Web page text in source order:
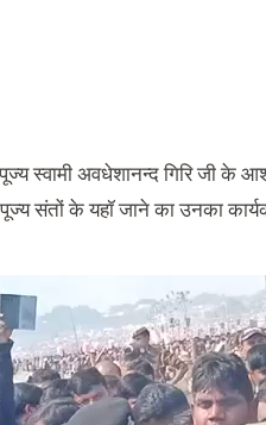
स्वामी अवधेशानन्द गिरि जी
संतों के यहॉ जाने का उनका